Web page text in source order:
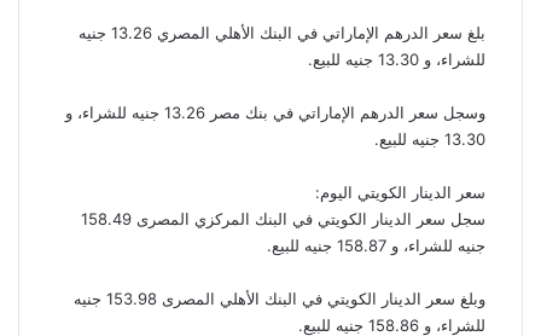
بلغ سعر الدرهم الإماراتي في البنك الأهلي المصري 13.26 جنيه
للشراء، و 13.30 جنيه للبيع.
وسجل سعر الدرهم الإماراتي في بنك مصر 13.26 جنيه للشراء، و
13.30 جنيه للبيع.
سعر الدينار الكويتي اليوم:
سجل سعر الدينار الكويتي في البنك المركزي المصرى 158.49
جنيه للشراء، و 158.87 جنيه للبيع.
وبلغ سعر الدينار الكويتي في البنك الأهلي المصرى 153.98 جنيه
للشراء، و 158.86 جنيه للبيع.